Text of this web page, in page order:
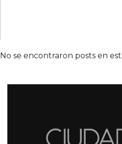
No se encontraron posts en